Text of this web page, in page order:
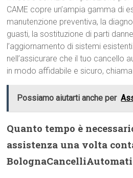
CAME copre un’ampia gamma di
manutenzione preventiva, la
guasti, la sostituzione di parti
l’aggiornamento di sistemi
nell’assicurare che il tuo cancello
in modo affidabile e sicuro,
Possiamo aiutarti anche per
Quanto tempo è
assistenza una volta